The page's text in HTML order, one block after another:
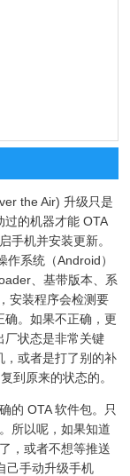
the Air) 升级只是
过的机器才能 OTA
手机并安装更新。
系统（Android）
、基带版本、系
安装程序会检测要
确。如果不正确，更
厂状态是非常关键
，或者是打了别的补
到原来的状态的。
的 OTA 软件包。只
所以呢，如果知道
，或者不想等推送
己手动升级手机